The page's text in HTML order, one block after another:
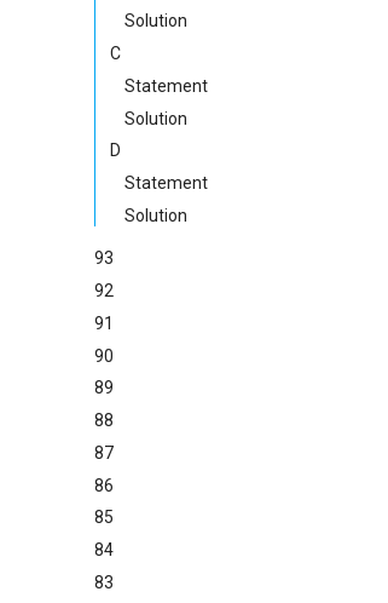
Solution
C
Statement
Solution
D
Statement
Solution
93
92
91
90
89
88
87
86
85
84
83